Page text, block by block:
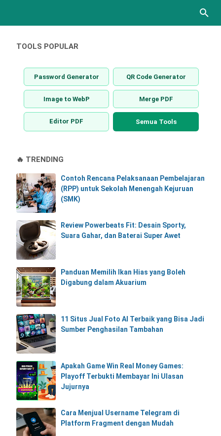
TOOLS POPULAR
Password Generator QR Code Generator
Image to WebP Merge PDF
Editor PDF Semua Tools
🔥 TRENDING
Contoh Rencana Pelaksanaan Pembelajaran
(RPP) untuk Sekolah Menengah Kejuruan
(SMK)
Review Powerbeats Fit: Desain Sporty,
Suara Gahar, dan Baterai Super Awet
Panduan Memilih Ikan Hias yang Boleh
Digabung dalam Akuarium
11 Situs Jual Foto AI Terbaik yang Bisa Jadi
Sumber Penghasilan Tambahan
Apakah Game Win Real Money Games:
Playoff Terbukti Membayar Ini Ulasan
Jujurnya
Cara Menjual Username Telegram di
Platform Fragment dengan Mudah